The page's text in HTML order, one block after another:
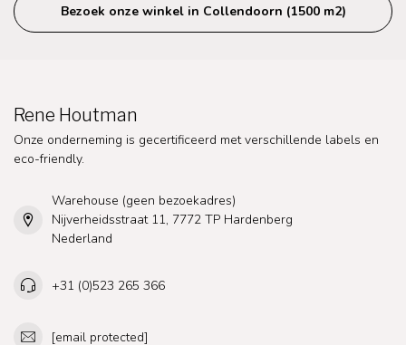
Bezoek onze winkel in Collendoorn (1500 m2)
Rene Houtman
Onze onderneming is gecertificeerd met verschillende labels en
eco-friendly.
Warehouse (geen bezoekadres)
Nijverheidsstraat 11, 7772 TP Hardenberg
Nederland
+31 (0)523 265 366
[email protected]